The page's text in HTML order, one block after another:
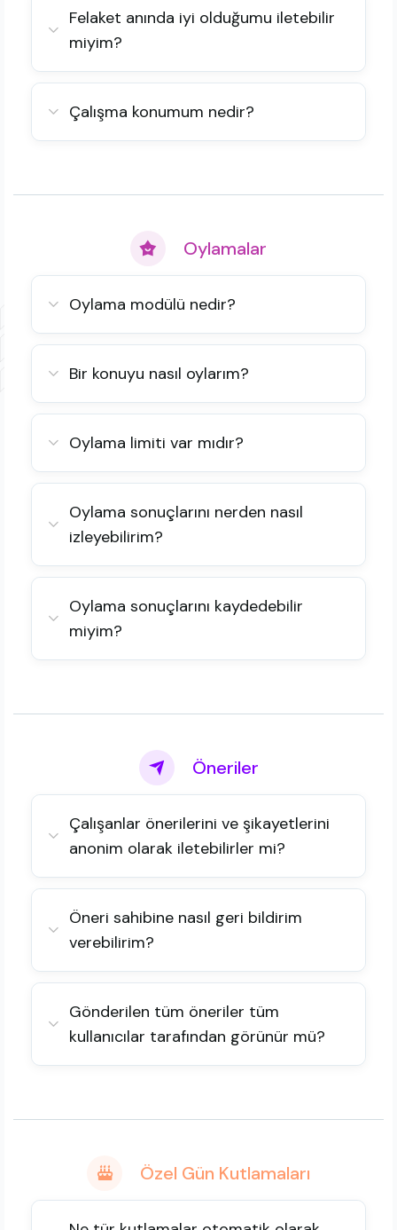
Felaket anında iyi olduğumu iletebilir
miyim?
Çalışma konumum nedir?
Oylamalar
Oylama modülü nedir?
Bir konuyu nasıl oylarım?
Oylama limiti var mıdır?
Oylama sonuçlarını nerden nasıl
izleyebilirim?
Oylama sonuçlarını kaydedebilir
miyim?
Öneriler
Çalışanlar önerilerini ve şikayetlerini
anonim olarak iletebilirler mi?
Öneri sahibine nasıl geri bildirim
verebilirim?
Gönderilen tüm öneriler tüm
kullanıcılar tarafından görünür mü?
Özel Gün Kutlamaları